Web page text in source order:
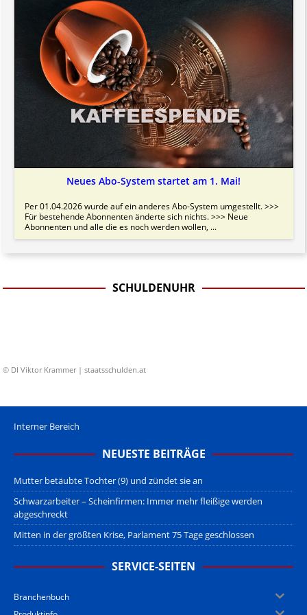
Neues Abo-System startet am 1. Mai!
Per 01.04.2026 wurde auf ein anderes Abo-System umgestellt. >>>
Für bestehende Abonnenten änderte sich nichts. >>> Neue
Abonnenten und alle die es noch werden wollen, ...
SCHULDENUHR
© DI Viktor Krammer | staatsschulden.at
Interner Bereich
NEUESTE BEITRÄGE
Mutter betäubte Tochter (9) und zündet sie an
Schwarzarbeiter – Scheinfirmen: Immer mehr fleißige werden
abgeschreckt
Mitten in der größten Krise, Parlament 75 Tage geschlossen
SERVICE-SEITEN
Branchenbuch